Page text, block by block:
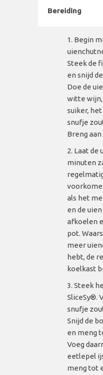
Bereiding
Begin
Steek de
en snijd
Doe de
witte
suiker,
snufje
Breng
Laat de
minuten
als het
en de
afkoelen
pot.
meer
hebt, de
koelkast
Steek
SliceSy®.
snufje
Snijd de
en meng
Voeg
eetlepel
meng tot